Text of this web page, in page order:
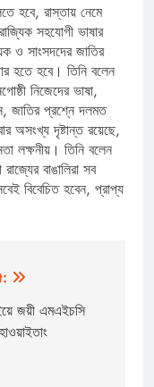
হবে, রাস্তায় নেমে
সহযোগী ভাষার
ও সাংসদদের জাতির
হতে হবে। তিনি বলেন
নিজেদের ভাষা,
জাতির প্রশ্নে দলমত
অসংখ্য দৃষ্টান্ত রয়েছে,
লক্ষনীয়। তিনি বলেন
বাঙালিরা সব
বিবেচিত হবেন, প্রাপ্য
জয়ী এমএইচসি